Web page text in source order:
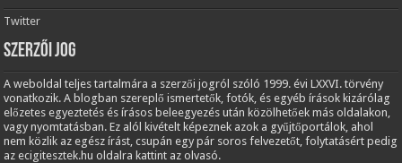
Twitter
Szerzői jog
A weboldal teljes tartalmára a szerzői jogról szóló 1999. évi LXXVI. törvény
vonatkozik. A blogban szereplő ismertetők, fotók, és egyéb írások kizárólag
előzetes egyeztetés és írásos beleegyezés után közölhetőek más oldalakon,
vagy nyomtatásban. Ez alól kivételt képeznek azok a gyűjtőportálok, ahol
nem közlik az egész írást, csupán egy pár soros felvezetőt, folytatásért pedig
az ecigitesztek.hu oldalra kattint az olvasó.